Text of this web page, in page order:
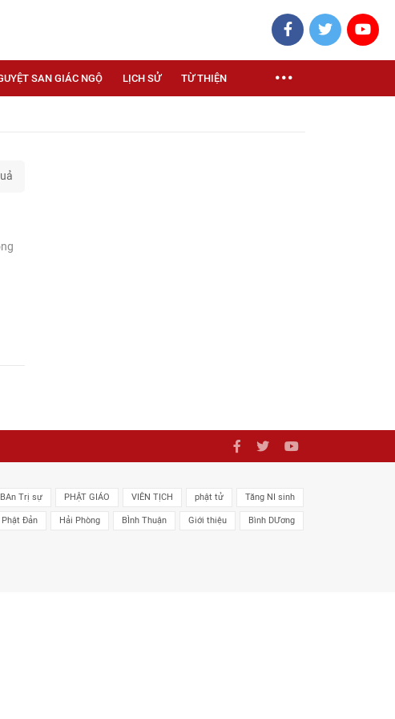
SAN GIÁC NGỘ LỊCH SỬ TỪ THIỆN
BAn Trị sự PHẬT GIÁO VIÊN TỊCH phật tử Tăng NI sinh
Phật Đản Hải Phòng BÌnh Thuận Giới thiệu Bình DƯơng